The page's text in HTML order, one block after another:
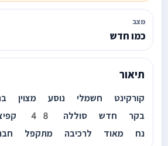
מצב
כמו חדש
תיאור
קורקינט חשמלי נוסע מצוין
בקר חדש
נח מאוד לרכיבה מתקפל